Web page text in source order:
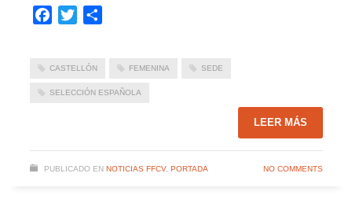
Facebook
Twitter
CASTELLÓN FEMENINA SEDE
SELECCIÓN ESPAÑOLA
LEER MÁS
PUBLICADO EN NOTICIAS FFCV, PORTADA NO COMMENTS